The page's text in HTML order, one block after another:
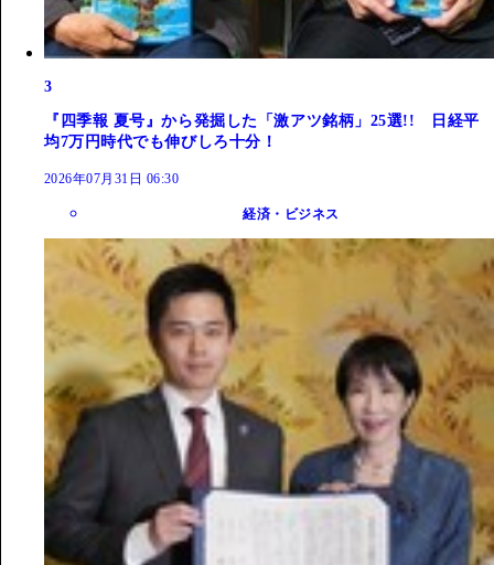
3
『四季報 夏号』から発掘した「激アツ銘柄」25選!! 日経平
均7万円時代でも伸びしろ十分！
2026年07月31日 06:30
経済・ビジネス